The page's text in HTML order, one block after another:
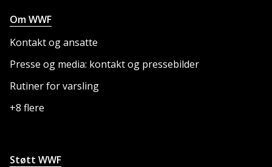
Om WWF
Kontakt og ansatte
Presse og media: kontakt og pressebilder
Rutiner for varsling
+8 flere
Støtt WWF